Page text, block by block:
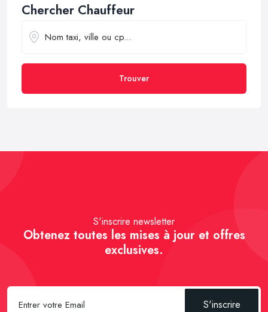
Chercher Chauffeur
Trouver
S'inscrire newsletter
Obtenez toutes les mises à jour et offres
exclusives.
S'inscrire